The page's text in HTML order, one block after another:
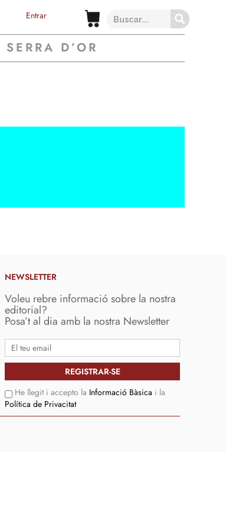
Entrar
SERRA D’OR
NEWSLETTER
Voleu rebre informació sobre la nostra
editorial?
Posa’t al dia amb la nostra Newsletter
He llegit i accepto la Informació Bàsica i la
Política de Privacitat